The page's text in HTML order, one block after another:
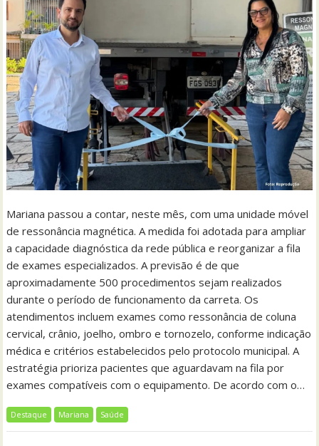
Mariana passou a contar, neste mês, com uma unidade móvel
de ressonância magnética. A medida foi adotada para ampliar
a capacidade diagnóstica da rede pública e reorganizar a fila
de exames especializados. A previsão é de que
aproximadamente 500 procedimentos sejam realizados
durante o período de funcionamento da carreta. Os
atendimentos incluem exames como ressonância de coluna
cervical, crânio, joelho, ombro e tornozelo, conforme indicação
médica e critérios estabelecidos pelo protocolo municipal. A
estratégia prioriza pacientes que aguardavam na fila por
exames compatíveis com o equipamento. De acordo com o…
Destaque Mariana Saúde